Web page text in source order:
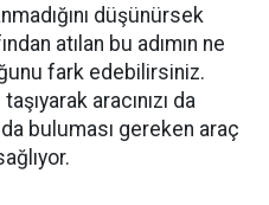
düşünürsek
atılan bu adımın ne
fark edebilirsiniz.
aracınızı da
buluması gereken araç